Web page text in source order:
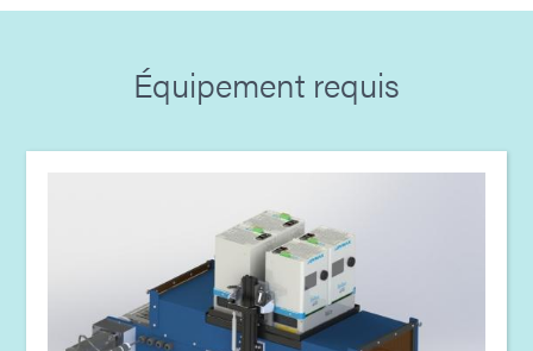
Guide : Équipement de photopolymérisation
Guide : Équipement de photopolymérisation
(Amériques|ES)
Équipement requis